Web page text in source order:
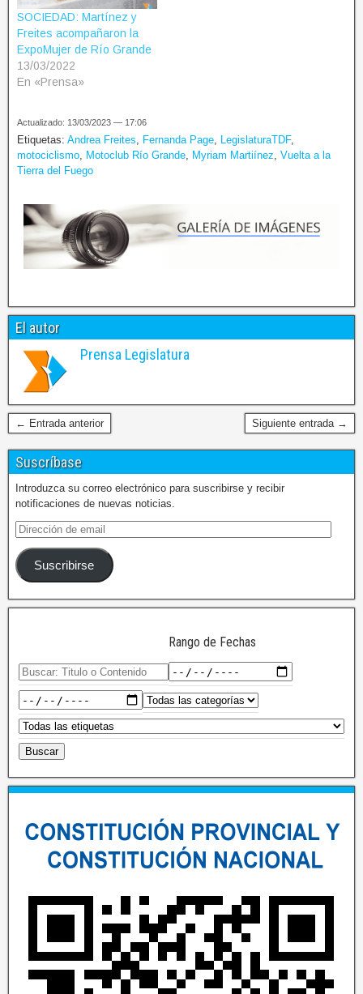
SOCIEDAD: Martínez y
Freites acompañaron la
ExpoMujer de Río Grande
13/03/2022
En «Prensa»
Actualizado: 13/03/2023 — 17:06
Etiquetas: Andrea Freites Fernanda Page LegislaturaTDF,
motociclismo Motoclub Río Grande Myriam Martiínez Vuelta a la
Tierra del Fuego
El autor
Prensa Legislatura
← Entrada anterior Siguiente entrada →
Suscríbase
Introduzca su correo electrónico para suscribirse y recibir
notificaciones de nuevas noticias.
Suscribirse
Rango de Fechas